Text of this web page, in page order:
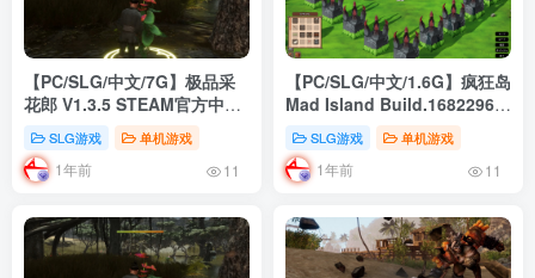
【PC/SLG/中文/7G】极品采
花郎 V1.3.5 STEAM官方中文
SLG游戏 单机游戏
1年前 11
【PC/SLG/中文/1.6G】疯狂岛
Mad Island Build.16822965
STEAM官方中文版
SLG游戏 单机游戏
1年前 11